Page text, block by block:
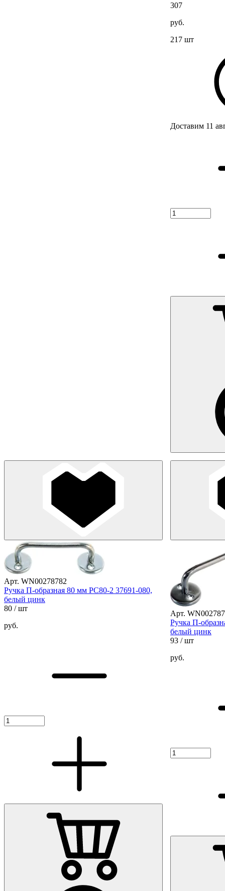
307
руб.
217 шт
Доставим 11
Арт. WN00278782
Ручка П-образная 80 мм РС80-2 37691-080,
белый цинк
80 / шт
руб.
Арт.
Ручка П-
белый цинк
93 / шт
руб.